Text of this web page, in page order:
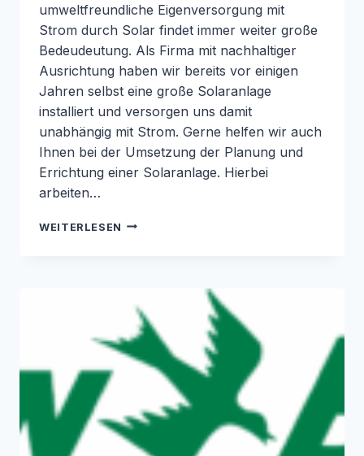
umweltfreundliche Eigenversorgung mit
Strom durch Solar findet immer weiter große
Bedeudeutung. Als Firma mit nachhaltiger
Ausrichtung haben wir bereits vor einigen
Jahren selbst eine große Solaranlage
installiert und versorgen uns damit
unabhängig mit Strom. Gerne helfen wir auch
Ihnen bei der Umsetzung der Planung und
Errichtung einer Solaranlage. Hierbei
arbeiten…
WEITERLESEN SOLARANLAGE